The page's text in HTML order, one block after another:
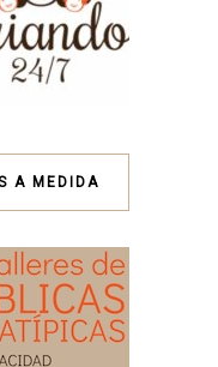
A MEDIDA